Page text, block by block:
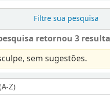
Filtre sua pesquisa
retornou 3
sem sugestões.